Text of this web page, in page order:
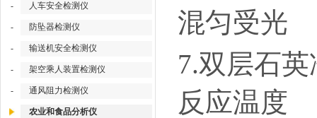
- 人车安全检测仪
- 防坠器检测仪
- 输送机安全检测仪
- 架空乘人装置检测仪
- 通风阻力检测仪
农业和食品分析仪
混匀受光
7.双层石
反应温度